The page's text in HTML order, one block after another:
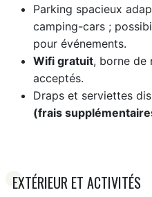
Parking spacieux
camping-cars ;
pour événements.
Wifi gratuit, borne de
acceptés.
Draps et serviettes
(frais
EXTÉRIEUR ET ACTIVITÉS